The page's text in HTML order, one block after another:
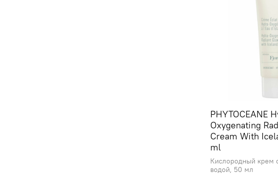
PHYTOCEANE
Oxygenating
Cream With
ml
Кислородный крем
водой, 50 мл